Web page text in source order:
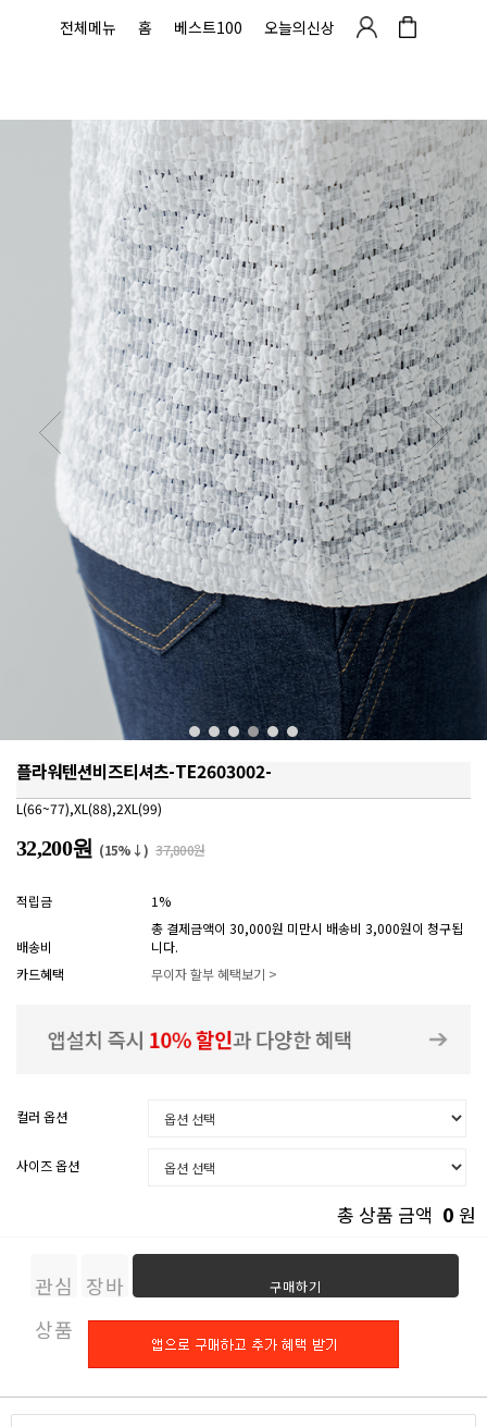
전체메뉴 홈 베스트100 오늘의신상
플라워텐션비즈티셔츠-TE2603002-
L(66~77),XL(88),2XL(99)
32,200원 (15%↓) 37,800원
적립금 1%
배송비
총 결제금액이 30,000원 미만시 배송비 3,000원이 청구됩
니다.
카드혜택
무이자 할부 혜택보기 >
컬러 옵션
사이즈 옵션
총 상품 금액 0 원
관심
상품
장바
구니
구매하기